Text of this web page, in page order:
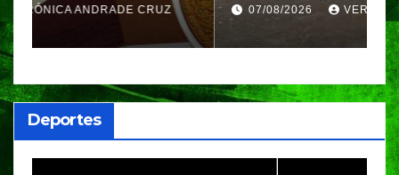
Azul, en Cazones, Veracruz
07/08/2026 VERÓNICA ANDRADE CRUZ
Deportes